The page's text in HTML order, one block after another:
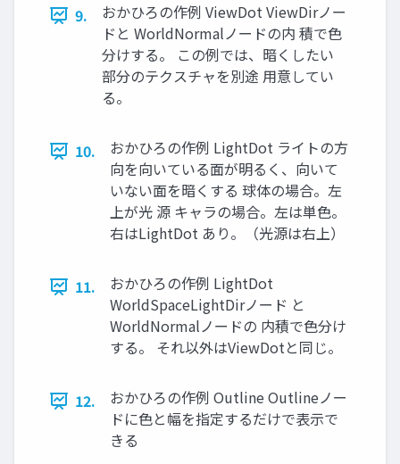
9.
おかひろの作例 ViewDot ViewDirノー
ドと WorldNormalノードの内 積で色
分けする。 この例では、暗くしたい
部分のテクスチャを別途 用意してい
る。
10.
おかひろの作例 LightDot ライトの方
向を向いている面が明るく、向いて
いない面を暗くする 球体の場合。左
上が光 源 キャラの場合。左は単色。
右はLightDot あり。（光源は右上）
11.
おかひろの作例 LightDot
WorldSpaceLightDirノード と
WorldNormalノードの 内積で色分け
する。 それ以外はViewDotと同じ。
12.
おかひろの作例 Outline Outlineノー
ドに色と幅を指定するだけで表示で
きる